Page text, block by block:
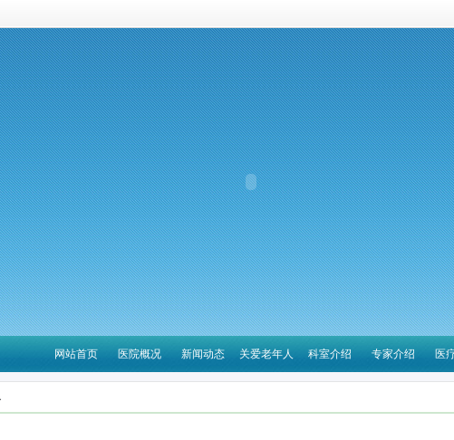
医
专家介绍
科室介绍
关爱老年人
新闻动态
医院概况
网站首页